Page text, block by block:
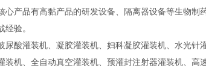
心产品有高黏产品的研发设备、隔离器设备等生物
验。
尿酸灌装机、凝胶灌装机、妇科凝胶灌装机、水光
装机、全自动真空灌装机、预灌封注射器灌装机、